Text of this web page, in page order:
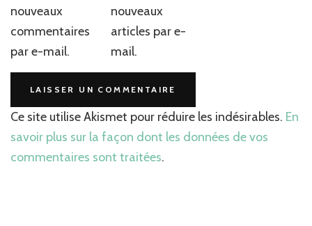
nouveaux
commentaires
par e-mail.
nouveaux
articles par e-
mail.
Ce site utilise Akismet pour réduire les indésirables. En
savoir plus sur la façon dont les données de vos
commentaires sont traitées.